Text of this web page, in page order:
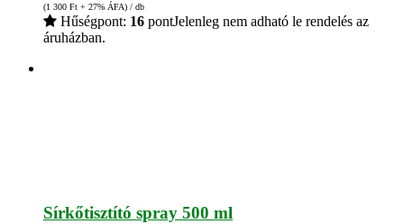
(1 300 Ft + 27% ÁFA) / db
Hűségpont: 16 pontJelenleg nem adható le rendelés az
áruházban.
Sírkőtisztító spray 500 ml